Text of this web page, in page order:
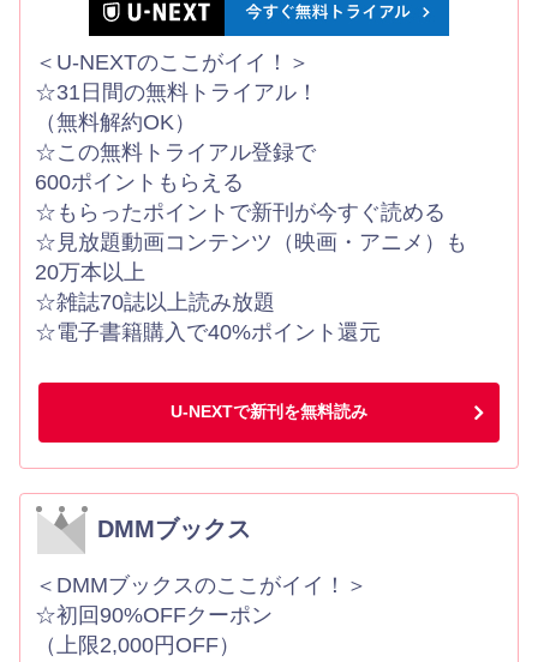
＜U-NEXTのここがイイ！＞
☆31日間の無料トライアル！
（無料解約OK）
☆この無料トライアル登録で
600ポイントもらえる
☆もらったポイントで新刊が今すぐ読める
☆見放題動画コンテンツ（映画・アニメ）も
20万本以上
☆雑誌70誌以上読み放題
☆電子書籍購入で40%ポイント還元
U-NEXTで新刊を無料読み
DMMブックス
＜DMMブックスのここがイイ！＞
☆初回90%OFFクーポン
（上限2,000円OFF）